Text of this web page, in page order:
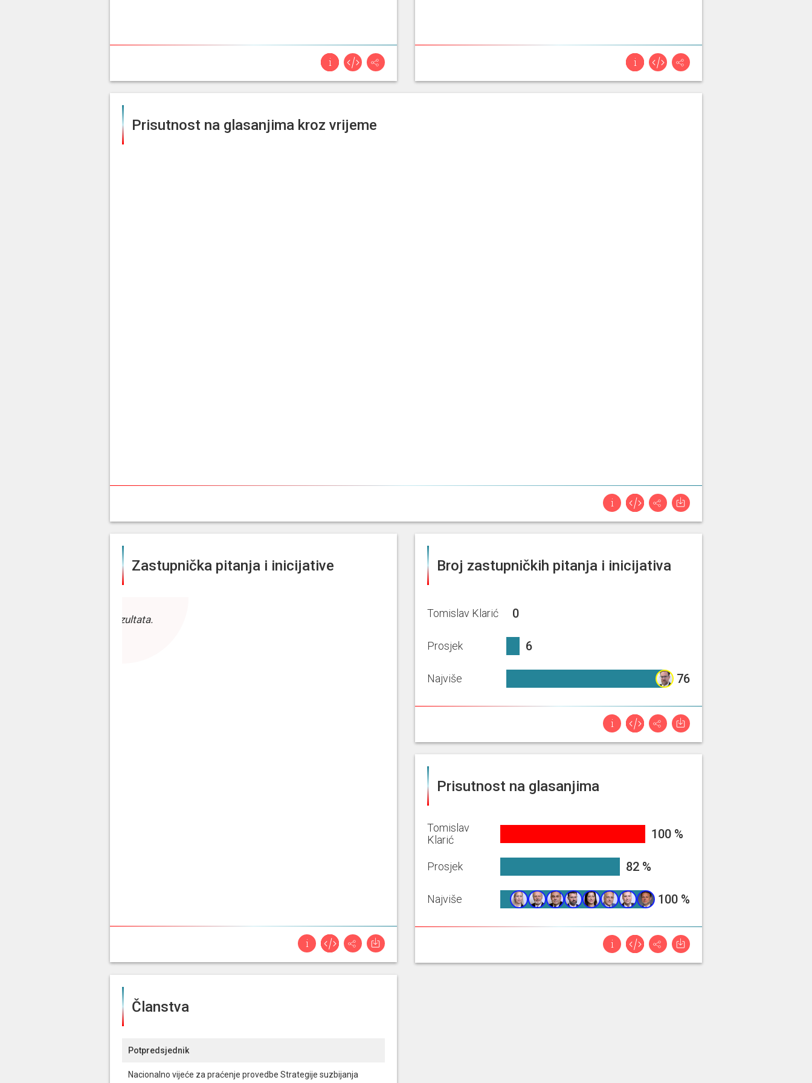
Prisutnost na glasanjima kroz vrijeme
Zastupnička pitanja i inicijative
Bez rezultata.
Broj zastupničkih pitanja i inicijativa
Tomislav Klarić
Prosjek
Najviše
0%0
6.46%
6
76
Prisutnost na glasanjima
Tomislav
Klarić
Prosjek
Najviše
100 %
82.04225055329395%82 %
100% 100 %
Članstva
Potpredsjednik
Nacionalno vijeće za praćenje provedbe Strategije suzbijanja